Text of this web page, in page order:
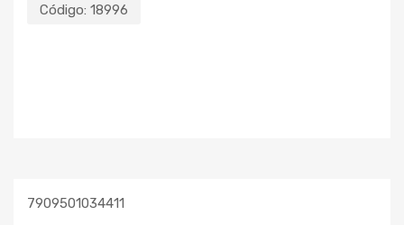
Código: 18996
7909501034411